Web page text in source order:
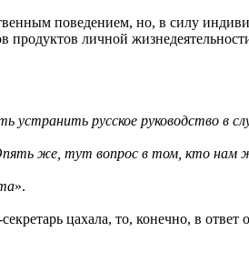
поведением, но, в силу
продуктов личной
русское руководство в
же, тут вопрос в том, кто нам
».
цахала, то, конечно, в ответ